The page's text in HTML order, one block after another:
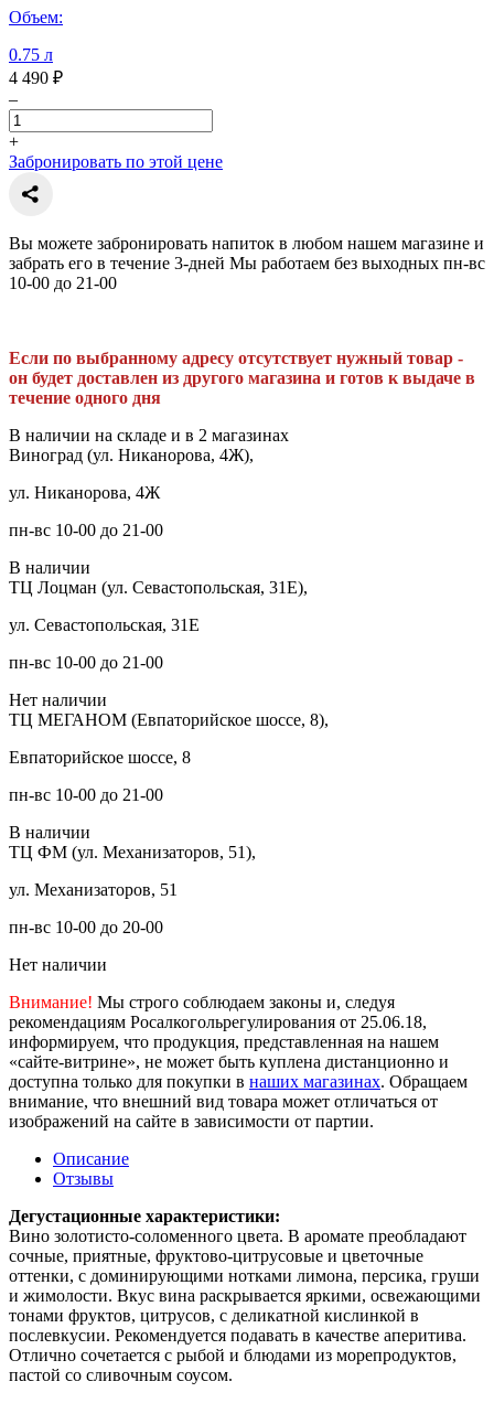
Объем:
0.75 л
4 490 ₽
–
+
Забронировать по этой цене
Вы можете забронировать напиток в любом нашем магазине и
забрать его в течение 3-дней Мы работаем без выходных пн-вс
10-00 до 21-00
Если по выбранному адресу отсутствует нужный товар -
он будет доставлен из другого магазина и готов к выдаче в
течение одного дня
В наличии на складе и в 2 магазинах
Виноград (ул. Никанорова, 4Ж),
ул. Никанорова, 4Ж
пн-вс 10-00 до 21-00
В наличии
ТЦ Лоцман (ул. Севастопольская, 31Е),
ул. Севастопольская, 31Е
пн-вс 10-00 до 21-00
Нет наличии
ТЦ МЕГАНОМ (Евпаторийское шоссе, 8),
Евпаторийское шоссе, 8
пн-вс 10-00 до 21-00
В наличии
ТЦ ФМ (ул. Механизаторов, 51),
ул. Механизаторов, 51
пн-вс 10-00 до 20-00
Нет наличии
Внимание! Мы строго соблюдаем законы и, следуя
рекомендациям Росалкогольрегулирования от 25.06.18,
информируем, что продукция, представленная на нашем
«сайте-витрине», не может быть куплена дистанционно и
доступна только для покупки в наших магазинах. Обращаем
внимание, что внешний вид товара может отличаться от
изображений на сайте в зависимости от партии.
Описание
Отзывы
Дегустационные характеристики:
Вино золотисто-соломенного цвета. В аромате преобладают
сочные, приятные, фруктово-цитрусовые и цветочные
оттенки, с доминирующими нотками лимона, персика, груши
и жимолости. Вкус вина раскрывается яркими, освежающими
тонами фруктов, цитрусов, с деликатной кислинкой в
послевкусии. Рекомендуется подавать в качестве аперитива.
Отлично сочетается с рыбой и блюдами из морепродуктов,
пастой со сливочным соусом.